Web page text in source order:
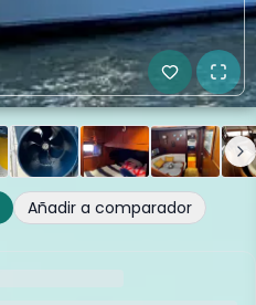
Añadir a comparador